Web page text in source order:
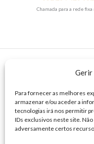
Gerir
Para fornecer as melhores
armazenar e/ou aceder a
tecnologias irá nos permitir
IDs exclusivos neste site.
adversamente certos
Chamada para a rede fixa